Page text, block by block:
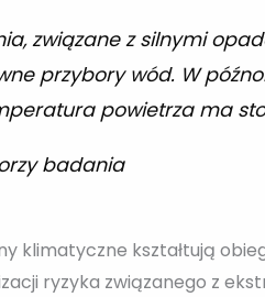
związane z silnymi
przybory wód. W
powietrza ma
badania
klimatyczne kształtują
ryzyka związanego z